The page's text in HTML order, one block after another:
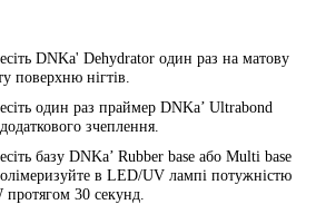
DNKa' Dehydrator один раз на матову
поверхню нігтів.
один раз праймер DNKa’ Ultrabond
зчеплення.
базу DNKa’ Rubber base або Multi base
в LED/UV лампі потужністю
протягом 30 секунд.